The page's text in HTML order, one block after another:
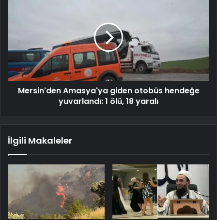
Mersin'den Amasya'ya giden otobüs hendeğe
yuvarlandı: 1 ölü, 18 yaralı
İlgili Makaleler